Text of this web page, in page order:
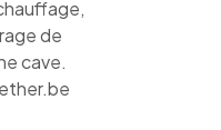
de
cave.